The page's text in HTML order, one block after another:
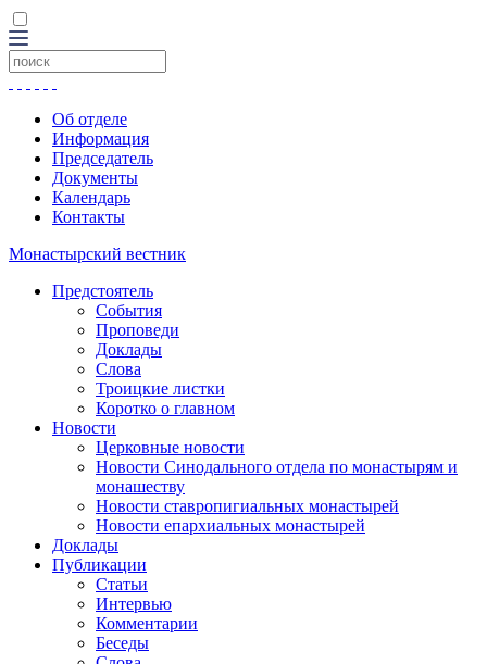
Об отделе
Информация
Председатель
Документы
Календарь
Контакты
Монастырский вестник
Предстоятель
События
Проповеди
Доклады
Слова
Троицкие листки
Коротко о главном
Новости
Церковные новости
Новости Синодального отдела по монастырям и
монашеству
Новости ставропигиальных монастырей
Новости епархиальных монастырей
Доклады
Публикации
Статьи
Интервью
Комментарии
Беседы